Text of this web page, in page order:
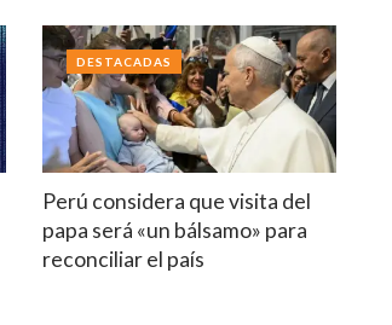
Perú considera que visita del
papa será «un bálsamo» para
reconciliar el país
DESTACADAS